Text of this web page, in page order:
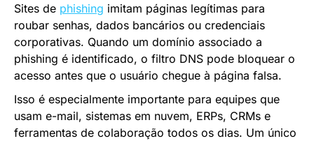
Sites de phishing imitam páginas legítimas para
roubar senhas, dados bancários ou credenciais
corporativas. Quando um domínio associado a
phishing é identificado, o filtro DNS pode bloquear o
acesso antes que o usuário chegue à página falsa.
Isso é especialmente importante para equipes que
usam e-mail, sistemas em nuvem, ERPs, CRMs e
ferramentas de colaboração todos os dias. Um único